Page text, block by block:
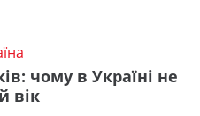
чому в Україні не
вік